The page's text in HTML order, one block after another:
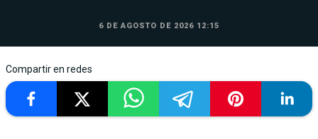
6 DE AGOSTO DE 2026 12:15
Compartir en redes